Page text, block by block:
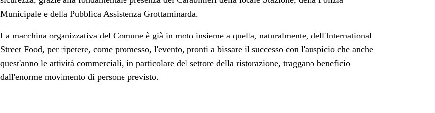
Municipale e della Pubblica Assistenza Grottaminarda.
La macchina organizzativa del Comune è già in moto insieme a quella, naturalmente, dell'International
Street Food, per ripetere, come promesso, l'evento, pronti a bissare il successo con l'auspicio che anche
quest'anno le attività commerciali, in particolare del settore della ristorazione, traggano beneficio
dall'enorme movimento di persone previsto.